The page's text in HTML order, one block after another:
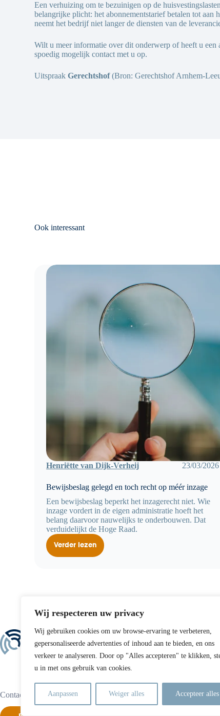
Wij respecteren uw privacy
Wij gebruiken cookies om uw browse-ervaring te verbeteren,
gepersonaliseerde advertenties of inhoud aan te bieden, en ons
verkeer te analyseren. Door op "Alles accepteren" te klikken,
u in met ons gebruik van cookies.
Aanpassen Weiger alles Accepteer alles
Een verhuizing om te bezuinigen op de
belangrijke plicht: het abonnementstarief betalen tot aan
neemt het bedrijf niet langer de diensten van de
Wilt u meer informatie over dit onderwerp of heeft u een
spoedig mogelijk contact met u op.
UitspraakGerechtshof(Bron: Gerechtshof Arnhem-
Ook interessant
Henriëtte van Dijk-Verheij 23/03/2026
Bewijsbeslag gelegd en toch recht op méér inzage
Een bewijsbeslag beperkt het inzagerecht niet. Wie
inzage vordert in de eigen administratie hoeft het
belang daarvoor nauwelijks te onderbouwen. Dat
verduidelijkt de Hoge Raad.
Verder lezenBewijsbeslag
gelegd
Contact?
Direct contact
E-mail: